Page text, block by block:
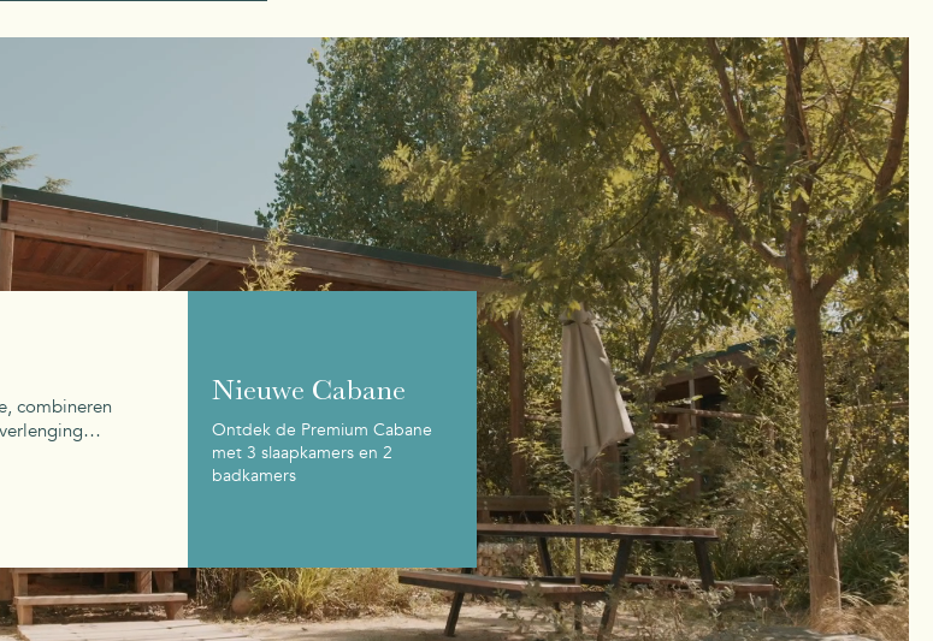
Nieuwe Cabane
Ontdek de Premium Cabane
met 3 slaapkamers en 2
badkamers
combineren